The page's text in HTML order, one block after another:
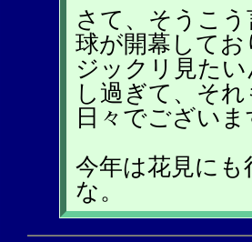
さて、そうこ
球が開幕して
ジックリ見た
し過ぎて、そ
日々でござい
今年は花見に
な。